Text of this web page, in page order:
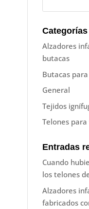
Categorías
Alzadores
butacas
Butacas
General
Tejidos
Telones
Entradas
Cuando
los telones
Alzadores
fabricados